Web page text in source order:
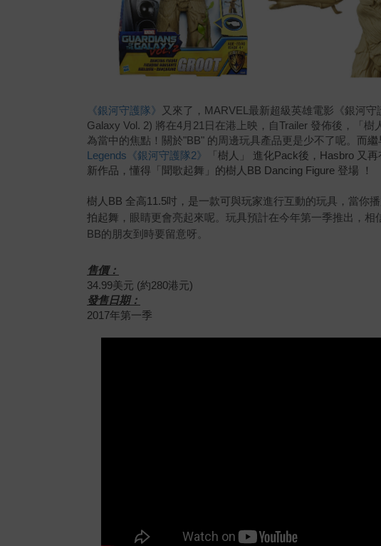
《銀河守護隊》 又來了， MARVEL最新超級英雄電影 《銀河守
Galaxy Vol. 2) 將在4月21日在港上映，自Trailer 發佈後，「樹
為當中的焦點！關於"BB" 的周邊玩具產品更是少不了呢。 而
Legends《銀河守護隊2》
「樹人」 進化Pack後，Hasbro 又再
新作品，懂得「聞歌起舞」的樹人BB Dancing Figure 登場 ！
樹人BB 全高11.5吋，是一款可與玩家進行互動的玩具， 當你
拍起舞， 眼睛更會亮起來呢。玩具預計在今年第一季推出，相
BB的朋友到時要留意呀。
售價：
34.99美元 (約280港元)
發售日期：
2017年第一季